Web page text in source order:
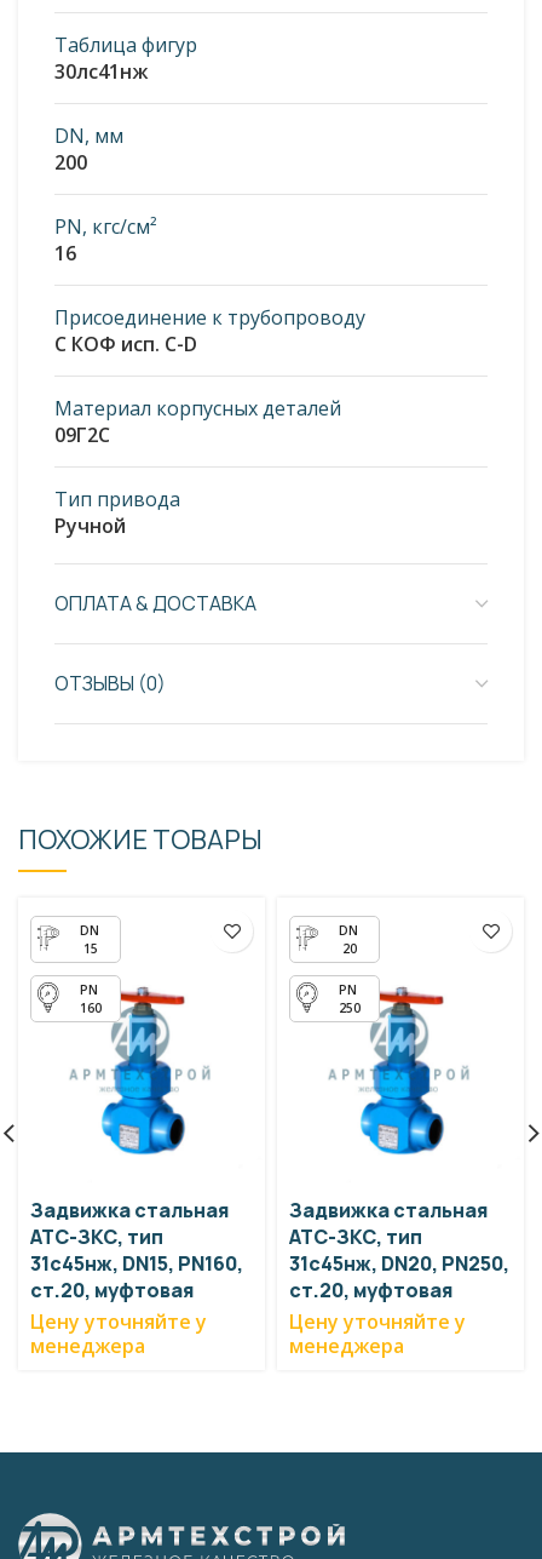
Таблица фигур
30лс41нж
DN, мм
200
PN, кгс/см²
16
Присоединение к трубопроводу
С КОФ исп. С-D
Материал корпусных деталей
09Г2С
Тип привода
Ручной
ОПЛАТА & ДОСТАВКА
ОТЗЫВЫ (0)
ПОХОЖИЕ ТОВАРЫ
15
160
Задвижка стальная
АТС-ЗКС, тип
31с45нж, DN15, PN160,
ст.20, муфтовая
Цену уточняйте у
менеджера
20
250
Задвижка стальная
АТС-ЗКС, тип
31с45нж, DN20, PN250,
ст.20, муфтовая
Цену уточняйте у
менеджера